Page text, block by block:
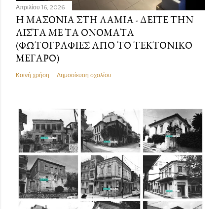
Απριλίου 16, 2026
Η ΜΑΣΟΝΊΑ ΣΤΗ ΛΑΜΊΑ - ΔΕΊΤΕ ΤΗΝ
ΛΊΣΤΑ ΜΕ ΤΑ ΟΝΌΜΑΤΑ
(ΦΩΤΟΓΡΑΦΊΕΣ ΑΠΌ ΤΟ ΤΕΚΤΟΝΙΚΌ
ΜΈΓΑΡΟ)
Κοινή χρήση Δημοσίευση σχολίου